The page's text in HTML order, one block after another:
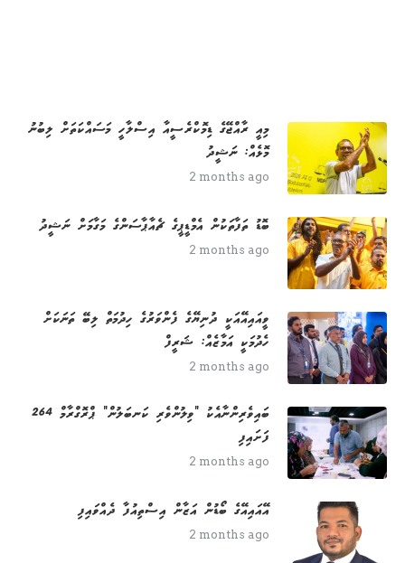
މިއީ ރާއްޖޭގެ ޑިމޮކްރެސީއާ އިސްލާހީ މަސައްކަތަށް ލިބުނު
މޮޅެއް: ނަޝީދު
2 months ago
ބޮޑު ތަފާތަކުން އެމްޑީޕީގެ ޗެއާޕާސަންގެ މަގާމަށް ނަޝީދު
2 months ago
ވީއައިއޭއަކީ ދުނިޔޭގެ ފެންވަރުގެ ހިދުމަތް ލިބޭ ތަނަކަށް
ހެދުމަކީ އަމާޒެއް: ޝަރީފް
2 months ago
264 ބައިވެރިންނާއެކު "ވިލުންވެރި ކަނބަލުން" ޕްރޮގްރާމް
ފަށައިފި
2 months ago
އޭއައިއޭގެ ބޯޑުން އަޒާން އިސްތިއުފާ ދެއްވައިފި
2 months ago